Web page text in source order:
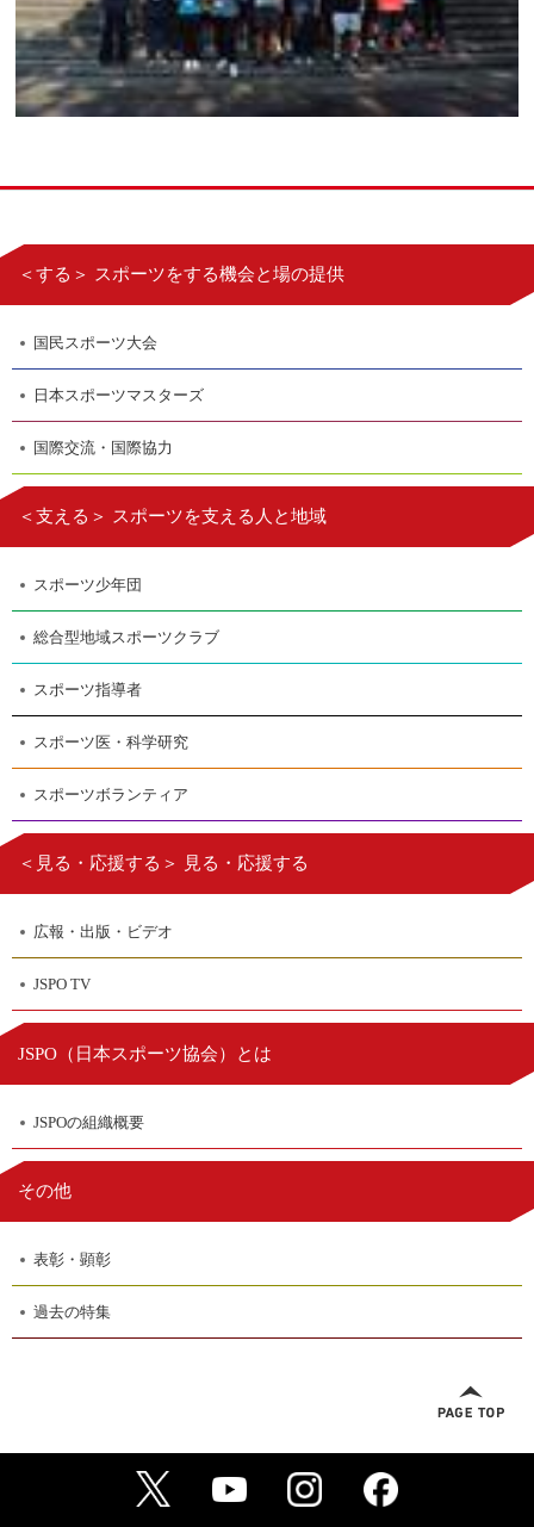
＜する＞ スポーツをする機会と場の提供
国民スポーツ大会
日本スポーツマスターズ
国際交流・国際協力
＜支える＞ スポーツを支える人と地域
スポーツ少年団
総合型地域スポーツクラブ
スポーツ指導者
スポーツ医・科学研究
スポーツボランティア
＜見る・応援する＞ 見る・応援する
広報・出版・ビデオ
JSPO TV
JSPO（ 日本スポーツ協会）とは
JSPOの組織概要
その他
表彰・顕彰
過去の特集